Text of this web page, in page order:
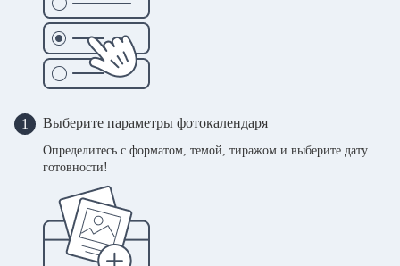
1 Выберите параметры фотокалендаря
Определитесь с форматом, темой, тиражом и выберите дату
готовности!